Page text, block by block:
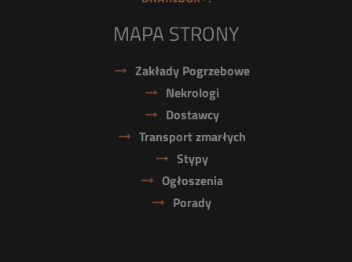
MAPA STRONY
Zakłady Pogrzebowe
Nekrologi
Dostawcy
Transport zmarłych
Stypy
Ogłoszenia
Porady